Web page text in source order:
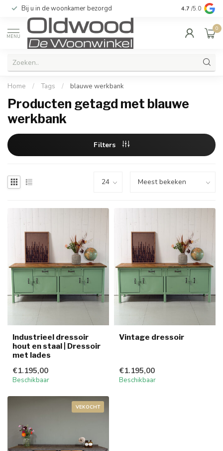
Bij u in de woonkamer bezorgd Kwaliteit &
4.7 /5.0
MENU
0
Home / Tags / blauwe werkbank
Producten getagd met blauwe
werkbank
Filters
Industrieel dressoir
hout en staal | Dressoir
met lades
€1.195,00
Beschikbaar
Vintage dressoir
€1.195,00
Beschikbaar
VEKOCHT